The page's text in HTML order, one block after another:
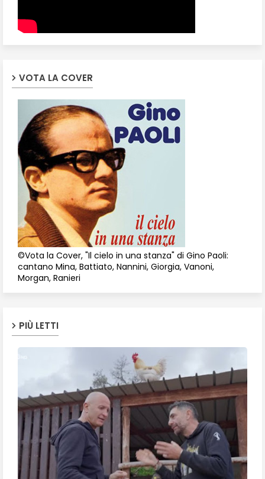
VOTA LA COVER
©Vota la Cover, "Il cielo in una stanza" di Gino Paoli:
cantano Mina, Battiato, Nannini, Giorgia, Vanoni,
Morgan, Ranieri
PIÙ LETTI